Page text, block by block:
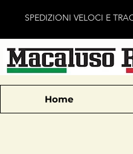
SPEDIZIONI VELOCI E
Home